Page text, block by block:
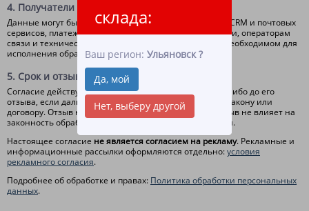
склада:
Ваш регион:Ульяновск ?
Да, мой
Нет, выберу другой
4. Получатели
Данные могут быть переданы поставщикам хостинга, CRM и почтовых
сервисов, платежным организациям, службам доставки, операторам
связи и техническим подрядчикам только в объеме, необходимом для
исполнения обращения или договора.
5. Срок и отзыв
Согласие действует до достижения указанных целей либо до его
отзыва, если дальнейшая обработка не требуется по закону или
договору. Отзыв направляется наinfo@leader-t.ru
. Отзыв не влияет на
законность обработки, выполненной до его получения.
Настоящее согласие не является согласием на рекламу. Рекламные и
информационные рассылки оформляются отдельно:условия
рекламного согласия.
Подробнее об обработке и правах: Политика обработки персональных
данных.